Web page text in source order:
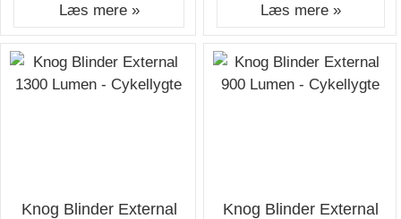
Læs mere » Læs mere »
Knog Blinder External
Knog Blinder External